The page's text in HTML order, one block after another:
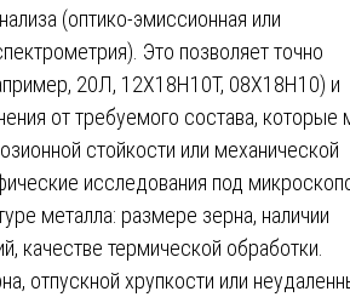
(оптико-эмиссионная или
Это позволяет точно
20Л, 12Х18Н10Т, 08Х18Н10) и
от требуемого состава, которые
стойкости или механической
исследования под
металла: размере зерна, наличии
качестве термической обработки.
отпускной хрупкости или